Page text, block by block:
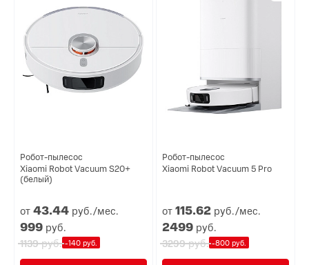
Робот-пылесос
Xiaomi Robot Vacuum S20+
(белый)
от43.44 руб./мес.
999 руб.
1139руб. -140 руб.
Робот-пылесос
Xiaomi Robot Vacuum 5 Pro
от115.62 руб./мес.
2499 руб.
3299руб. -800 руб.